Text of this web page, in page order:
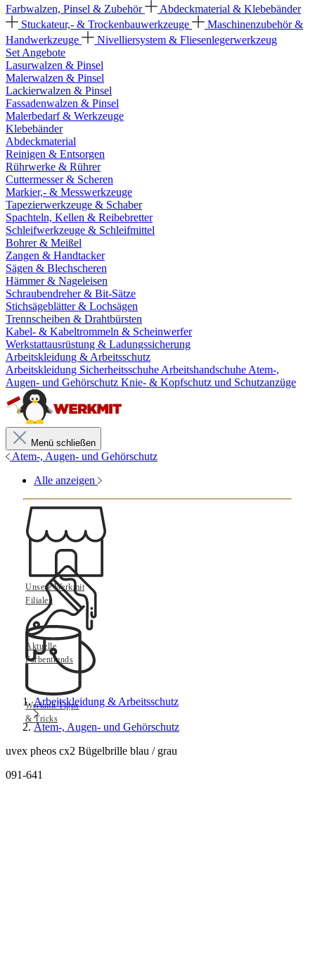
Farbwalzen, Pinsel & Zubehör
Abdeckmaterial & Klebebänder
Stuckateur,- & Trockenbauwerkzeuge
Maschinenzubehör &
Handwerkzeuge
Nivelliersystem & Fliesenlegerwerkzeug
Set Angebote
Lasurwalzen & Pinsel
Malerwalzen & Pinsel
Lackierwalzen & Pinsel
Fassadenwalzen & Pinsel
Malerbedarf & Werkzeuge
Klebebänder
Abdeckmaterial
Reinigen & Entsorgen
Rührwerke & Rührer
Cuttermesser & Scheren
Markier,- & Messwerkzeuge
Tapezierwerkzeuge & Schaber
Spachteln, Kellen & Reibebretter
Schleifwerkzeuge & Schleifmittel
Bohrer & Meißel
Zangen & Handtacker
Sägen & Blechscheren
Hämmer & Nageleisen
Schraubendreher & Bit-Sätze
Stichsägeblätter & Lochsägen
Trennscheiben & Drahtbürsten
Kabel- & Kabeltrommeln & Scheinwerfer
Werkstattausrüstung & Ladungssicherung
Arbeitskleidung & Arbeitsschutz
Arbeitskleidung Sicherheitsschuhe Arbeitshandschuhe Atem-,
Augen- und Gehörschutz Knie- & Kopfschutz und Schutzanzüge
Menü schließen
Atem-, Augen- und Gehörschutz
Alle anzeigen
Unsere Werkmit
Filialen
Aktuelle
Farbentrends
Werkmit Tipps
& Tricks
Arbeitskleidung & Arbeitsschutz
Atem-, Augen- und Gehörschutz
uvex pheos cx2 Bügelbrille blau / grau
091-641